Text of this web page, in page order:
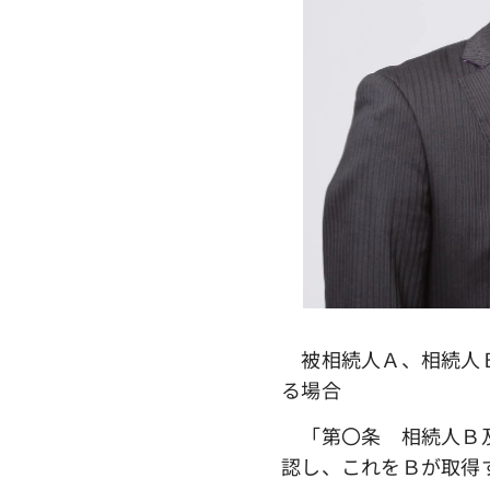
被相続人Ａ、相続人
る場合
「第〇条 相続人Ｂ
認し、これをＢが取得